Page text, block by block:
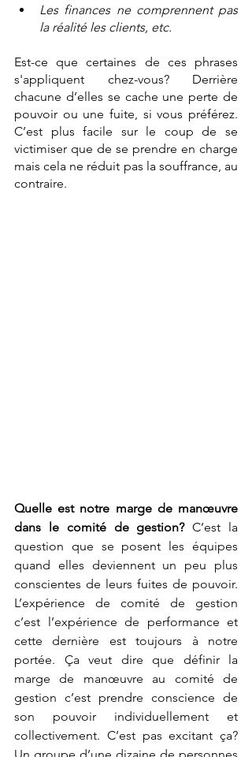
Les finances ne comprennent pas
la réalité les clients, etc.
Est-ce que certaines de ces phrases
s'appliquent chez-vous? Derrière
chacune d’elles se cache une perte de
pouvoir ou une fuite, si vous préférez.
C’est plus facile sur le coup de se
victimiser que de se prendre en charge
mais cela ne réduit pas la souffrance, au
contraire.
Quelle est notre marge de manœuvre
dans le comité de gestion? C’est la
question que se posent les équipes
quand elles deviennent un peu plus
conscientes de leurs fuites de pouvoir.
L’expérience de comité de gestion
c’est l’expérience de performance et
cette dernière est toujours à notre
portée. Ça veut dire que définir la
marge de manœuvre au comité de
gestion c’est prendre conscience de
son pouvoir individuellement et
collectivement. C’est pas excitant ça?